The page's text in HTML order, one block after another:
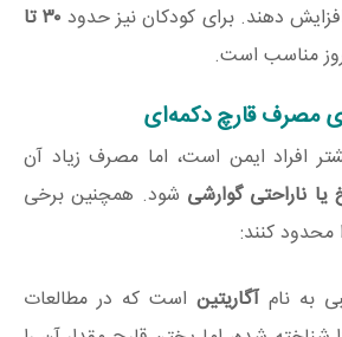
دهند. برای کودکان نیز حدود
۳۰ تا
مناسب است.
مصرف قارچ دکمه‌ای
افراد ایمن است، اما مصرف زیاد آن
یا ناراحتی گوارشی شود. همچنین برخی
محدود کنند:
به نامآگاریتین است که در مطالعات